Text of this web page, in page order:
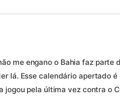
me engano o Bahia faz parte
lá. Esse calendário apertado
jogou pela última vez contra o